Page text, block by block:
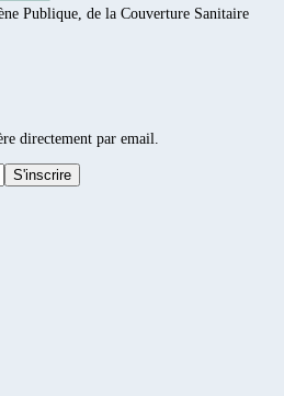
Publique, de la Couverture Sanitaire
directement par email.
S'inscrire